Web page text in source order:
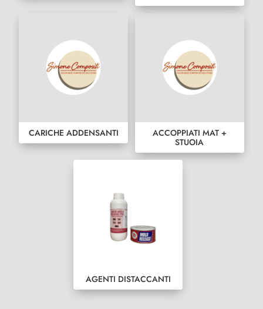
CARICHE ADDENSANTI
ACCOPPIATI MAT +
STUOIA
AGENTI DISTACCANTI